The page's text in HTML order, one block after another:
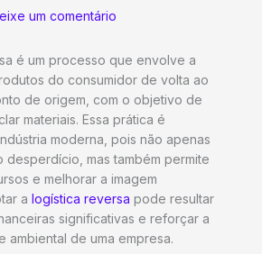
um comentário
é um processo que envolve a
do consumidor de volta ao
de origem, com o objetivo de
materiais. Essa prática é
moderna, pois não apenas
desperdício, mas também permite
e melhorar a imagem
a logística reversa pode resultar
significativas e reforçar a
ambiental de uma empresa.